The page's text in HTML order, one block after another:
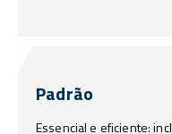
Padrão
Essencial e eficiente: